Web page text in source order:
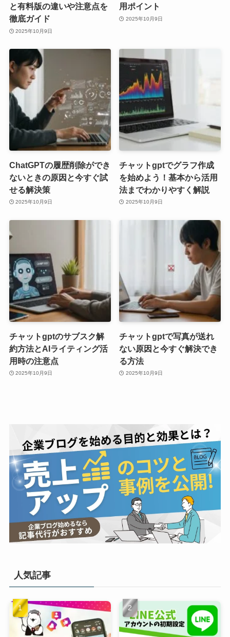
と有料版の違いや注意点を
徹底ガイド
2025年10月9日
用ポイント
2025年10月9日
ChatGPTの履歴削除ができ
ないときの原因と今すぐ試
せる解決策
2025年10月9日
チャットgptでグラフ作成
を始めよう！基本から活用
法までわかりやすく解説
2025年10月9日
チャットgptのサブスク解
約方法とAIライティング活
用時の注意点
2025年10月9日
チャットgptで写真が送れ
ない原因と今すぐ解決でき
る方法
2025年10月9日
人気記事